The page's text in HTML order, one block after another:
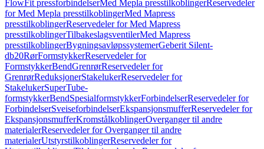
FlowFit pressforbindelserMed Mepla presstilkoblingerReservedeler
for Med Mepla presstilkoblingerMed Mapress
presstilkoblingerReservedeler for Med Mapress
presstilkoblingerTilbakeslagsventilerMed Mapress
presstilkoblingerBygningsavløpssystemerGeberit Silent-
db20RørFormstykkerReservedeler for
FormstykkerBendGrenrørReservedeler for
GrenrørReduksjonerStakelukerReservedeler for
StakelukerSuperTube-
formstykkerBendSpesialformstykkerForbindelserReservedeler for
ForbindelserSveiseforbindelserEkspansjonsmufferReservedeler for
EkspansjonsmufferKromstålkoblingerOverganger til andre
materialerReservedeler for Overganger til andre
materialerUtstyrstilkoblingerReservedeler for